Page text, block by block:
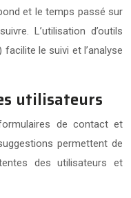
et le temps passé sur
L’utilisation d’outils
facilite le suivi et l’analyse
utilisateurs
de contact et
permettent de
des utilisateurs et